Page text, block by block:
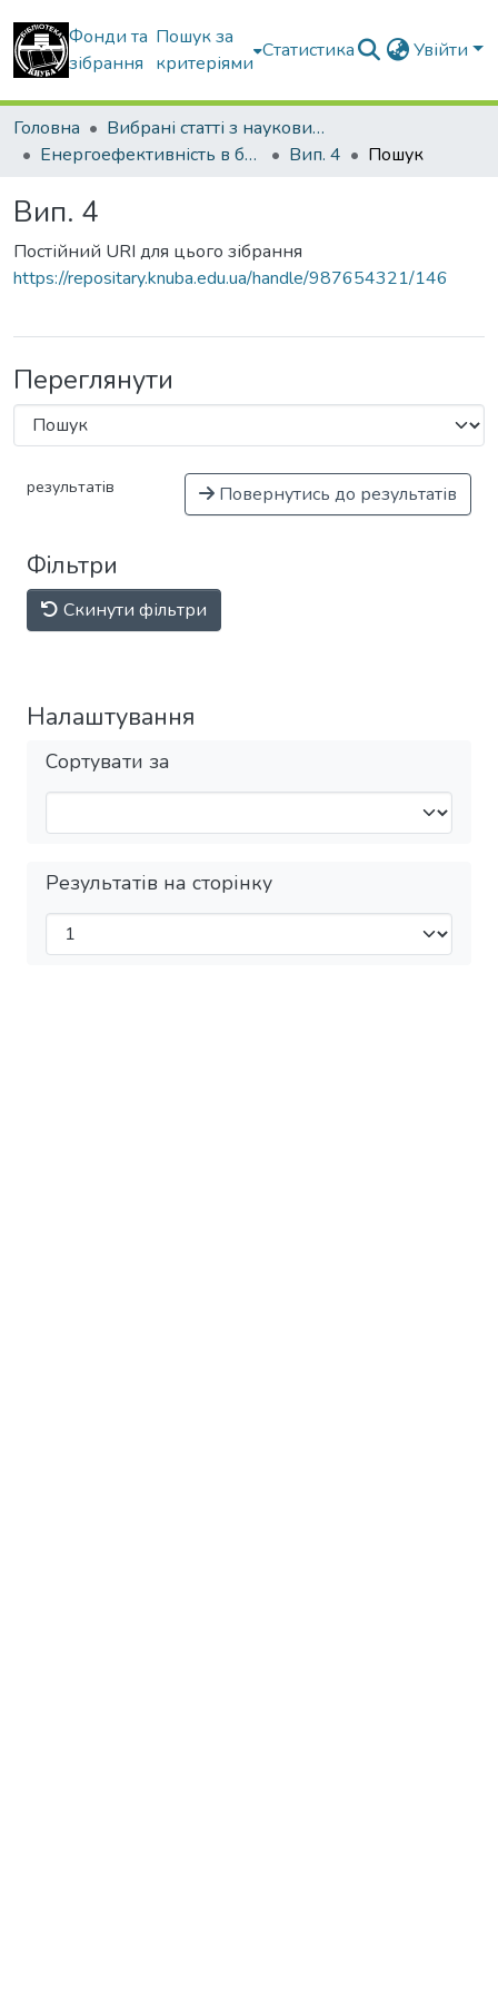
Фонди та
зібрання
Пошук за
критеріями
Статистика Увійти
Головна
Вибрані статті з наукових збірників КНУБА
Енергоефективність в будівництві та архітектурі
Вип. 4 Пошук
Вип. 4
Постійний URI для цього зібрання
https://repositary.knuba.edu.ua/handle/987654321/146
Переглянути
результатів Повернутись до результатів
Фільтри
Скинути фільтри
Налаштування
Сортувати за
Результатів на сторінку